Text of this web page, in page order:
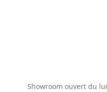
Showroom ouvert du